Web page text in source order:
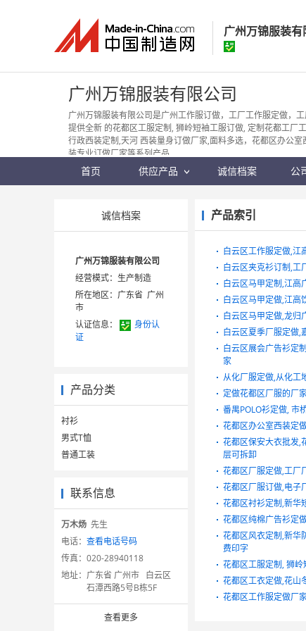
广州万锦服装有
广州万锦服
经营模式：生产
所在地区：广
认证信息：
广州万锦服装有限公司
广州万锦服装有限公司是广州工作服订做，工厂工作服定做，
提供全新 的花都区工服定制, 狮岭短袖工服订做, 定制花都工厂
行政西装定制,天河 西装量身订做厂家,面料多选，花都区办公
装专业订做厂家等系列产品……
首页 供应产品 诚信档案 公
诚信档案
广州万锦服装有限公司
经营模式：生产制造
所在地区：广东省 广州
市
认证信息：
身份认
证
产品分类
衬衫
男式T恤
普通工装
联系信息
万木炀 先生
电话： 查看电话号码
传真： 020-28940118
地址： 广东省 广州市 白云区
石潭西路5号B栋5F
查看更多
产品索引
白云区工作服定做,江
白云区夹克衫订制,工
白云区马甲定制,江高
白云区马甲定做,江高
白云区马甲定做,龙归
白云区夏季厂服定做,
白云区展会广告衫定
家
从化厂服定做,从化工
定做花都区厂服的厂
番禺POLO衫定做, 市
花都区办公室西装定
花都区保安大衣批发,
层可拆卸
花都区厂服定做,工厂
花都区厂服订做,电子
花都区衬衫定制,新华
花都区纯棉广告衫定
花都区风衣定制,新华
费印字
花都区工服定制, 狮
花都区工衣定做,花山
花都区工作服定做厂